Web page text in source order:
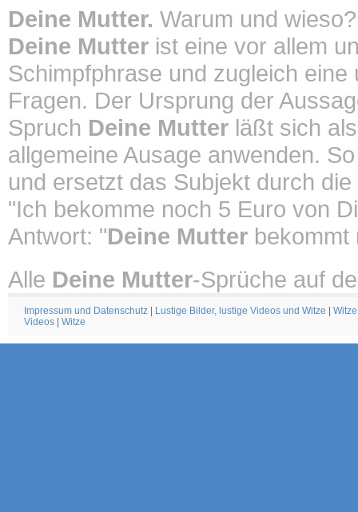
Deine Mutter. Warum und wieso?
Deine Mutter ist eine vor allem
Schimpfphrase und zugleich
Fragen. Der Ursprung der
Spruch Deine Mutter läßt sich
allgemeine Ausage anwenden.
und ersetzt das Subjekt durch
"Ich bekomme noch 5 Euro von
Antwort: "Deine Mutter bekommt
Alle Deine Mutter-Sprüche auf
Impressum und Datenschutz Lustige Bilder, lustige Videos und Witze Witze
Videos
Witze